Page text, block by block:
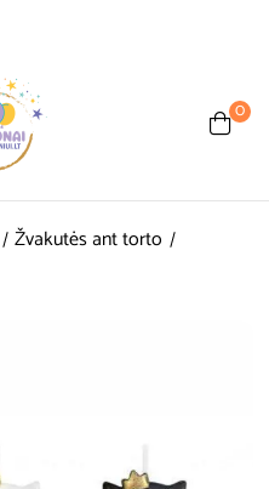
0
Žvakutės ant torto